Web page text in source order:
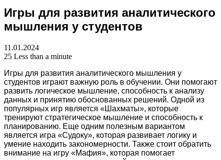
Игры для развития аналитического
мышления у студентов
11.01.2024
25 Less than a minute
Игры для развития аналитического мышления у
студентов играют важную роль в обучении. Они помогают
развить логическое мышление, способность к анализу
данных и принятию обоснованных решений. Одной из
популярных игр является «Шахматы», которые
тренируют стратегическое мышление и способность к
планированию. Еще одним полезным вариантом
является игра «Судоку», которая развивает логику и
умение находить закономерности. Также стоит обратить
внимание на игру «Мафия», которая помогает